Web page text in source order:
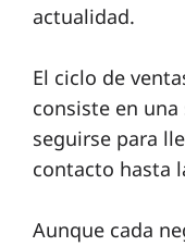
actualidad.
El ciclo de
consiste en
seguirse para
contacto hasta
Aunque cada